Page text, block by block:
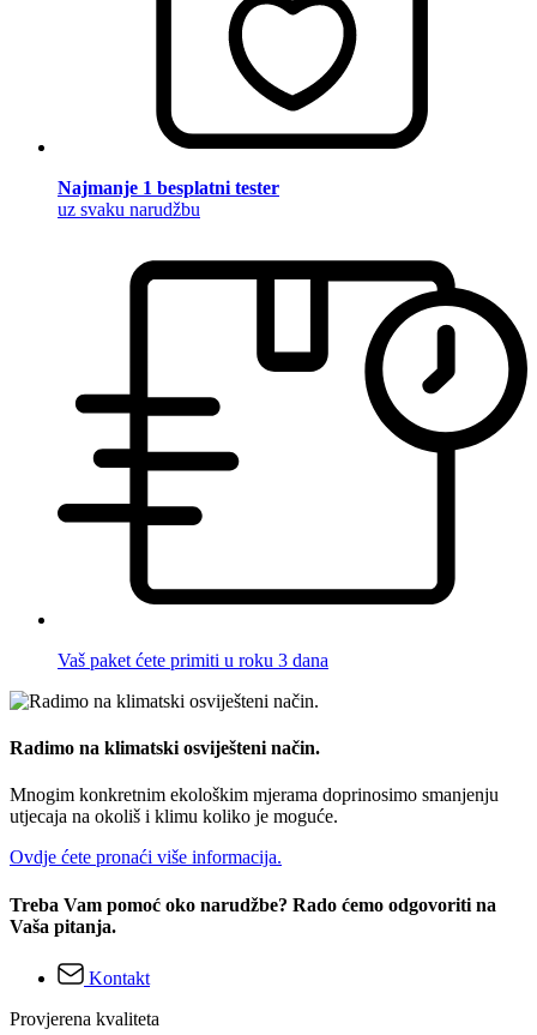
Najmanje 1 besplatni tester
uz svaku narudžbu
Vaš paket ćete primiti u roku 3 dana
Radimo na klimatski osviješteni način.
Mnogim konkretnim ekološkim mjerama doprinosimo smanjenju
utjecaja na okoliš i klimu koliko je moguće.
Ovdje ćete pronaći više informacija.
Treba Vam pomoć oko narudžbe? Rado ćemo odgovoriti na
Vaša pitanja.
Kontakt
Provjerena kvaliteta